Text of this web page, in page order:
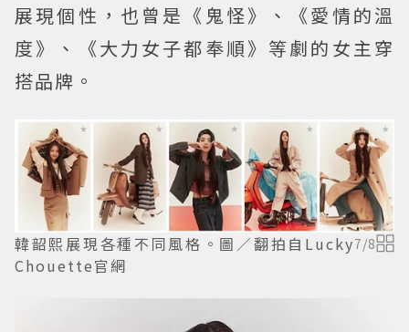
展現個性，也曾是《鬼怪》、《愛情的溫
度》、《大力女子都奉順》等劇的女主穿
搭品牌。
韓韶熙展現各種不同風格。圖／翻拍自Lucky
Chouette官網
7/8